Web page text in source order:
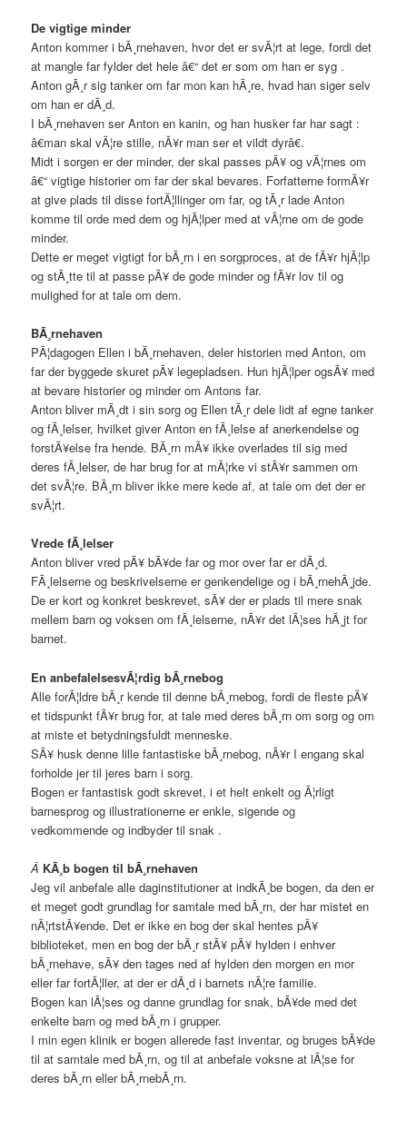
De vigtige minder
Anton kommer i bÃ¸rnehaven, hvor det er svÃ¦rt at lege, fordi det
at mangle far fylder det hele â€“ det er som om han er syg .
Anton gÃ¸r sig tanker om far mon kan hÃ¸re, hvad han siger selv
om han er dÃ¸d.
I bÃ¸rnehaven ser Anton en kanin, og han husker far har sagt :
â€man skal vÃ¦re stille, nÃ¥r man ser et vildt dyrâ€.
Midt i sorgen er der minder, der skal passes pÃ¥ og vÃ¦rnes om
â€“ vigtige historier om far der skal bevares. Forfatterne formÃ¥r
at give plads til disse fortÃ¦llinger om far, og tÃ¸r lade Anton
komme til orde med dem og hjÃ¦lper med at vÃ¦rne om de gode
minder.
Dette er meget vigtigt for bÃ¸rn i en sorgproces, at de fÃ¥r hjÃ¦lp
og stÃ¸tte til at passe pÃ¥ de gode minder og fÃ¥r lov til og
mulighed for at tale om dem.
BÃ¸rnehaven
PÃ¦dagogen Ellen i bÃ¸rnehaven, deler historien med Anton, om
far der byggede skuret pÃ¥ legepladsen. Hun hjÃ¦lper ogsÃ¥ med
at bevare historier og minder om Antons far.
Anton bliver mÃ¸dt i sin sorg og Ellen tÃ¸r dele lidt af egne tanker
og fÃ¸lelser, hvilket giver Anton en fÃ¸lelse af anerkendelse og
forstÃ¥else fra hende. BÃ¸rn mÃ¥ ikke overlades til sig med
deres fÃ¸lelser, de har brug for at mÃ¦rke vi stÃ¥r sammen om
det svÃ¦re. BÃ¸rn bliver ikke mere kede af, at tale om det der er
svÃ¦rt.
Vrede fÃ¸lelser
Anton bliver vred pÃ¥ bÃ¥de far og mor over far er dÃ¸d.
FÃ¸lelserne og beskrivelserne er genkendelige og i bÃ¸rnehÃ¸jde.
De er kort og konkret beskrevet, sÃ¥ der er plads til mere snak
mellem barn og voksen om fÃ¸lelserne, nÃ¥r det lÃ¦ses hÃ¸jt for
barnet.
En anbefalelsesvÃ¦rdig bÃ¸rnebog
Alle forÃ¦ldre bÃ¸r kende til denne bÃ¸rnebog, fordi de fleste pÃ¥
et tidspunkt fÃ¥r brug for, at tale med deres bÃ¸rn om sorg og om
at miste et betydningsfuldt menneske.
SÃ¥ husk denne lille fantastiske bÃ¸rnebog, nÃ¥r I engang skal
forholde jer til jeres barn i sorg.
Bogen er fantastisk godt skrevet, i et helt enkelt og Ã¦rligt
barnesprog og illustrationerne er enkle, sigende og
vedkommende og indbyder til snak .
Â KÃ¸b bogen til bÃ¸rnehaven
Jeg vil anbefale alle daginstitutioner at indkÃ¸be bogen, da den er
et meget godt grundlag for samtale med bÃ¸rn, der har mistet en
nÃ¦rtstÃ¥ende. Det er ikke en bog der skal hentes pÃ¥
biblioteket, men en bog der bÃ¸r stÃ¥ pÃ¥ hylden i enhver
bÃ¸rnehave, sÃ¥ den tages ned af hylden den morgen en mor
eller far fortÃ¦ller, at der er dÃ¸d i barnets nÃ¦re familie.
Bogen kan lÃ¦ses og danne grundlag for snak, bÃ¥de med det
enkelte barn og med bÃ¸rn i grupper.
I min egen klinik er bogen allerede fast inventar, og bruges bÃ¥de
til at samtale med bÃ¸rn, og til at anbefale voksne at lÃ¦se for
deres bÃ¸rn eller bÃ¸rnebÃ¸rn.